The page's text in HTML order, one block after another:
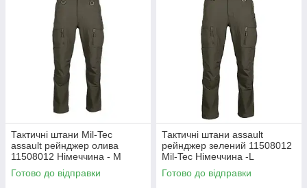
Тактичні штани Mil-Tec
assault рейнджер олива
11508012 Німеччина - М
Готово до відправки
Тактичні штани assault
рейнджер зелений 11508012
Mil-Tec Німеччина -L
Готово до відправки